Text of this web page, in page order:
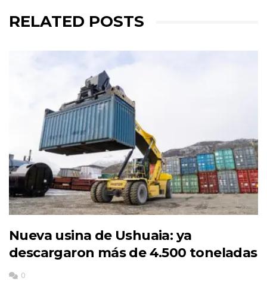
RELATED POSTS
Nueva usina de Ushuaia: ya
descargaron más de 4.500 toneladas
0